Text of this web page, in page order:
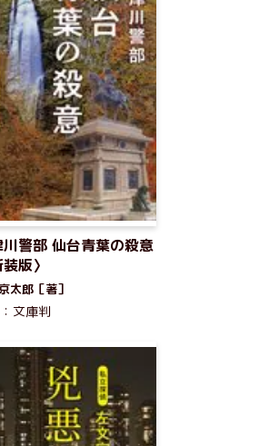
川警部 仙台青葉の殺意
装版〉
太郎［著］
文庫判